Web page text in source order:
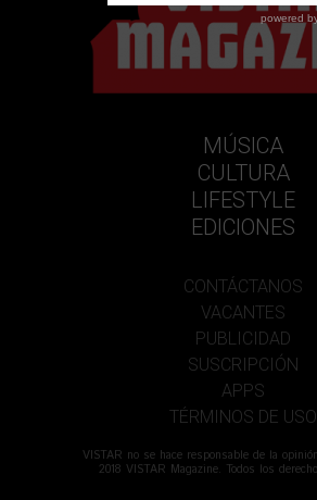
MÚSICA
CULTURA
LIFESTYLE
EDICIONES
CONTÁCTANOS
VACANTES
PUBLICIDAD
SUSCRIPCIÓN
APPS
TÉRMINOS DE USO
VISTAR no se hace responsable de la
2018 VISTAR Magazine. Todos los